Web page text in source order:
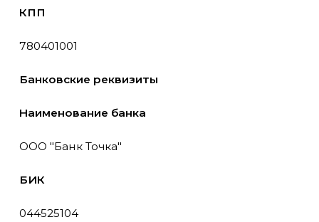
КПП
780401001
Банковские реквизиты
Наименование банка
ООО "Банк Точка"
БИК
044525104